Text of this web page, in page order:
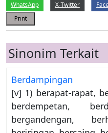
WhatsApp X-Twitter
Print
Sinonim Terkait
Berdampingan
[v] 1) berapat-rapat,
berdempetan,
bergandengan,